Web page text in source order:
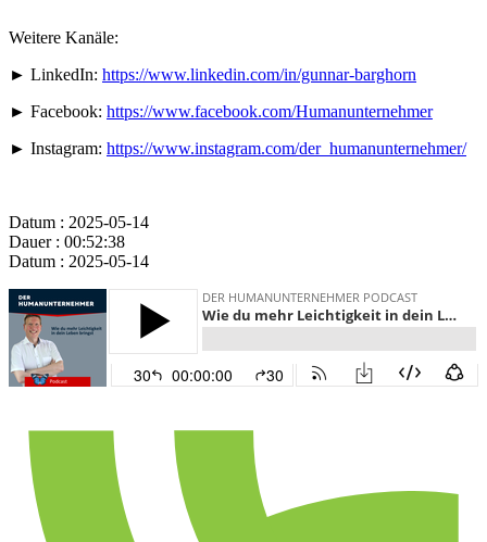
Weitere Kanäle:
► LinkedIn: https://www.linkedin.com/in/gunnar-barghorn
► Facebook: https://www.facebook.com/Humanunternehmer
► Instagram: https://www.instagram.com/der_humanunternehmer/
Datum : 2025-05-14
Dauer : 00:52:38
Datum : 2025-05-14